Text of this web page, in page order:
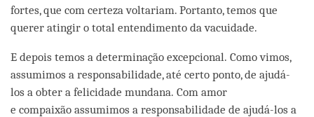
fortes, que com certeza voltariam. Portanto, temos que
querer atingir o total entendimento da vacuidade.
E depois temos a determinação excepcional. Como vimos,
assumimos a responsabilidade, até certo ponto, de ajudá-
los a obter a felicidade mundana. Com amor
e compaixão assumimos a responsabilidade de ajudá-los a